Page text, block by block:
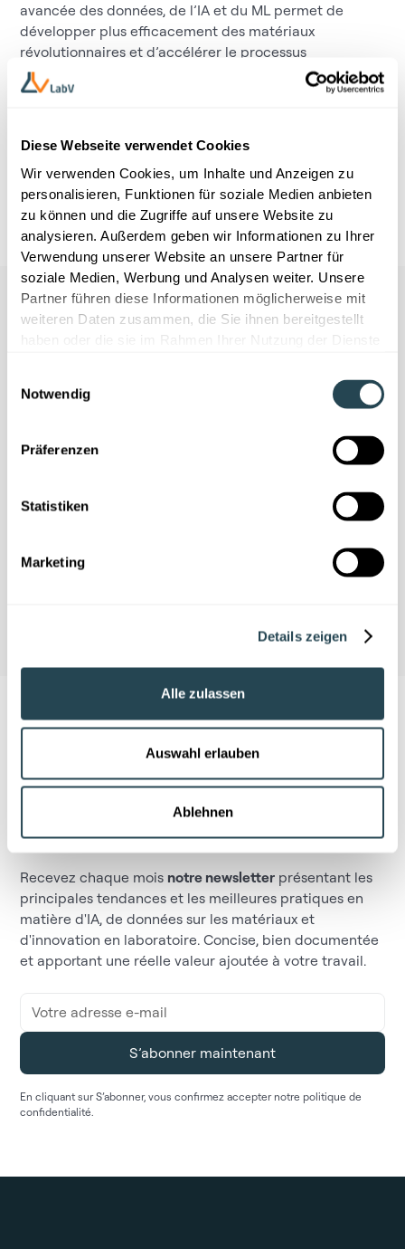
Diese Webseite verwendet Cookies
Wir verwenden Cookies, um Inhalte und Anzeigen zu
personalisieren, Funktionen für soziale Medien anbieten
zu können und die Zugriffe auf unsere Website zu
analysieren. Außerdem geben wir Informationen zu Ihrer
Verwendung unserer Website an unsere Partner für
soziale Medien, Werbung und Analysen weiter. Unsere
Partner führen diese Informationen möglicherweise mit
weiteren Daten zusammen, die Sie ihnen bereitgestellt
haben oder die sie im Rahmen Ihrer Nutzung der Dienste
Notwendig
Präferenzen
Statistiken
Marketing
Details zeigen
Alle zulassen
Auswahl erlauben
Ablehnen
avancée des données, de l’IA et du ML permet de
développer plus efficacement des matériaux
révolutionnaires et d’accélérer le processus
d’innovation de votre organisation. Inscrivez-vous dès
maintenant et découvrez comment les décisions
entreprise un avantage concurrentiel décisif !
Ce contenu est fourni par YouTube. Si vous
caractère personnel peuvent être traitées
Ne manquez pas ce qui fait
bouger le secteur
Recevez chaque mois notre newsletter présentant les
principales tendances et les meilleures pratiques en
matière d'IA, de données sur les matériaux et
d'innovation en laboratoire. Concise, bien documentée
et apportant une réelle valeur ajoutée à votre travail.
En cliquant sur S’abonner, vous confirmez accepter notre politique de
confidentialité.